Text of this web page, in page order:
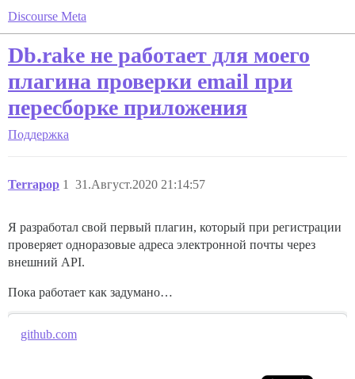
Discourse Meta
Db.rake не работает для моего
плагина проверки email при
пересборке приложения
Поддержка
Terrapop 31.Август.2020 21:14:57
1
Я разработал свой первый плагин, который при регистрации
проверяет одноразовые адреса электронной почты через
внешний API.
Пока работает как задумано…
github.com